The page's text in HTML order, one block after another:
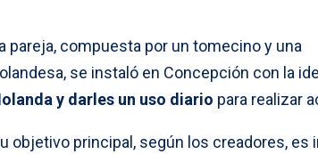
pareja, compuesta por un tomecino y una
se instaló en Concepción con la
y darles un uso diario para realizar
objetivo principal, según los creadores,